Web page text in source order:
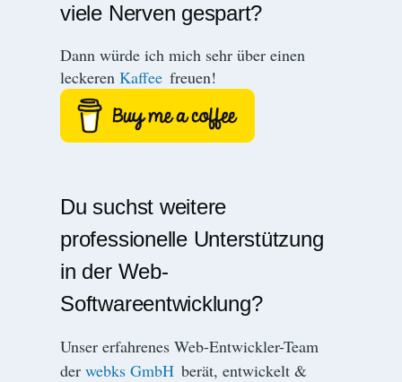
viele Nerven gespart?
Dann würde ich mich sehr über einen
leckerenKaffee freuen!
Du suchst weitere
professionelle Unterstützung
in der Web-
Softwareentwicklung?
Unser erfahrenes Web-Entwickler-Team
derwebks GmbH berät, entwickelt &